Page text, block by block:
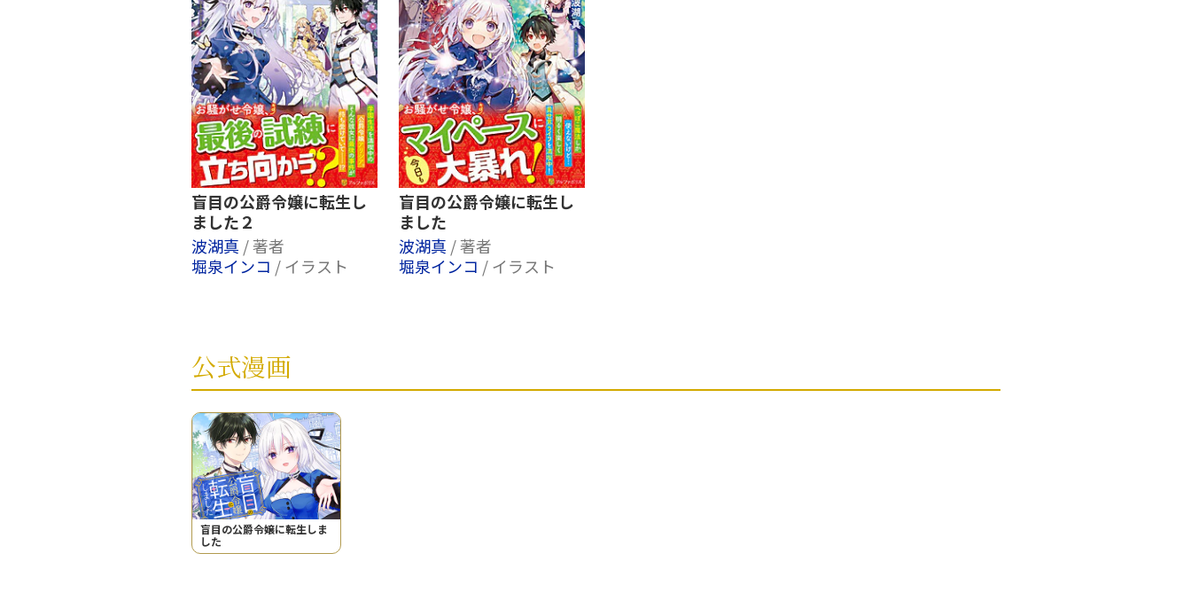
盲目の公爵令嬢に転生し
ました２
波湖真 / 著者
堀泉インコ / イラスト
盲目の公爵令嬢に転生し
ました
波湖真 / 著者
堀泉インコ / イラスト
公式漫画
盲目の公爵令嬢に転生しま
した